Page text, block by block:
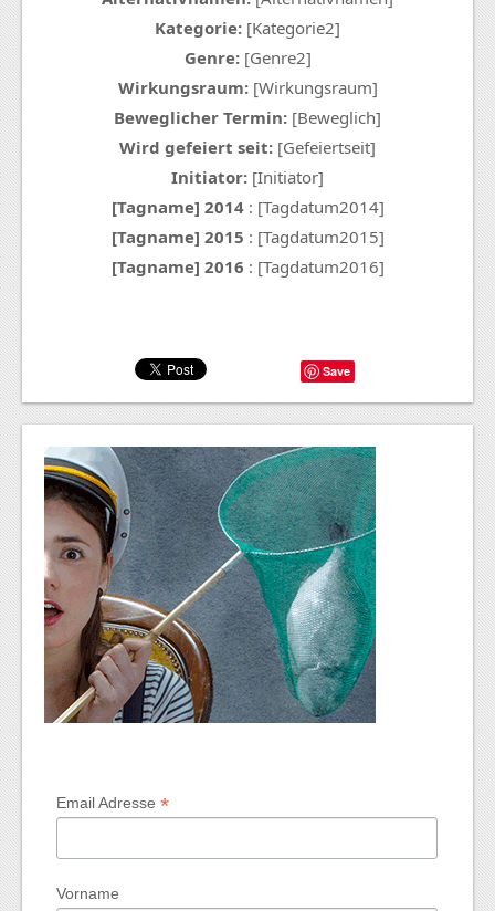
Kategorie: [Kategorie2]
Genre:[Genre2]
Wirkungsraum:[Wirkungsraum]
Beweglicher Termin: [Beweglich]
Wird gefeiert seit: [Gefeiertseit]
Initiator: [Initiator]
[Tagname] 2014 : [Tagdatum2014]
[Tagname] 2015 : [Tagdatum2015]
[Tagname] 2016 : [Tagdatum2016]
Save
Email Adresse*
Vorname